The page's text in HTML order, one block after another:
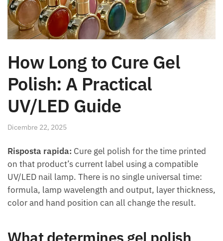
How Long to Cure Gel
Polish: A Practical
UV/LED Guide
Dicembre 22, 2025
Risposta rapida: Cure gel polish for the time printed
on that product’s current label using a compatible
UV/LED nail lamp. There is no single universal time:
formula, lamp wavelength and output, layer thickness,
color and hand position can all change the result.